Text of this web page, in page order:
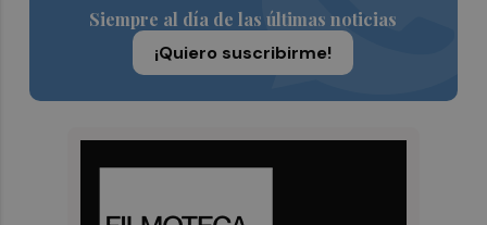
Siempre al día de las últimas noticias
¡Quiero suscribirme!